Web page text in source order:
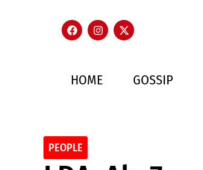
HOME GOSSIP
PEOPLE